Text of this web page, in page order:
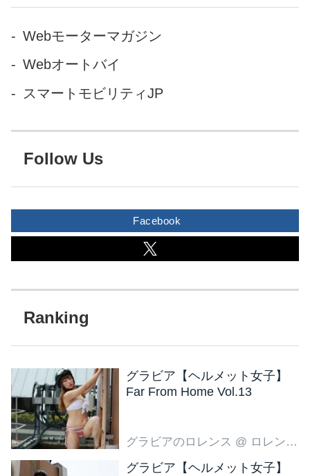
Webモーターマガジン
Webオートバイ
スマートモビリティJP
Follow Us
Facebook
グラビア【ヘルメット女子】
Far From Home Vol.13
グラビアのロレンス @ ロレンス編集部
グラビア【ヘルメット女子】